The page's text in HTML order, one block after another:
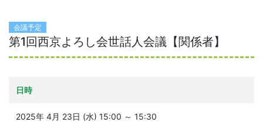
会議予定
第1回西京よろし会世話人会議【関係者】
日時
2025年 4月 23日 (水) 15:00 ～ 15:30